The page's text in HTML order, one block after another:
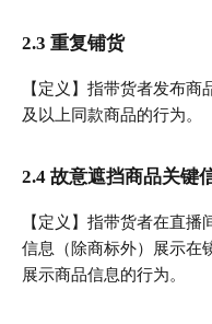
2.3 重复铺货
【定义】指带货者发布
及以上同款商品的行为。
2.4 故意遮挡商品关键
【定义】指带货者在直
信息（除商标外）展示在
展示商品信息的行为。